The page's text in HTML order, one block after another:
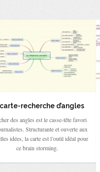
recherche d’angles
des angles est le casse-tête favori
Structurante et ouverte aux
idées, la carte est l’outil idéal pour
ce brain storming.